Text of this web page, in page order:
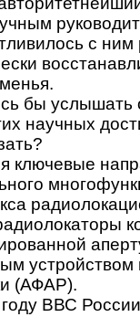
с
бы услышать
научных
ключевые
(АФАР).
ВВС